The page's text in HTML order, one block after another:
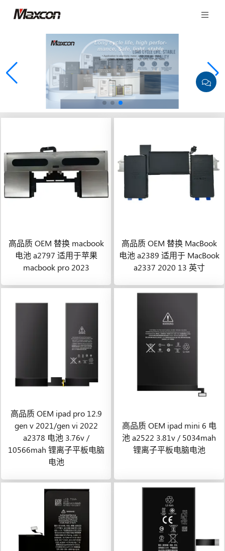
高品质 OEM 替换 macbook
电池 a2797 适用于苹果
macbook pro 2023
高品质 OEM 替换 MacBook
电池 a2389 适用于 MacBook
a2337 2020 13 英寸
高品质 OEM ipad pro 12.9
gen v 2021/gen vi 2022
a2378 电池 3.76v /
10566mah 锂离子平板电脑
电池
高品质 OEM ipad mini 6 电
池 a2522 3.81v / 5034mah
锂离子平板电脑电池